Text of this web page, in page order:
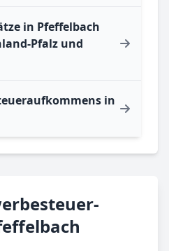
in Pfeffelbach
Pfalz und
in